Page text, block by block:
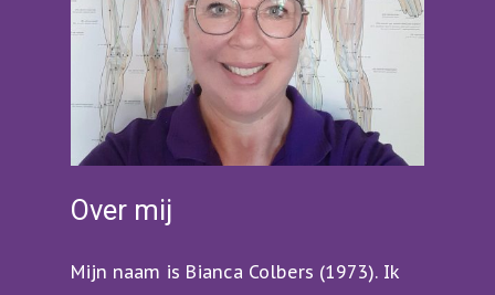
Over mij
Mijn naam is Bianca Colbers (1973). Ik